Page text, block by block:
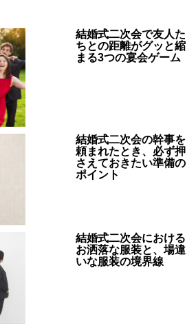
結婚式二次会で友人た
ちとの距離がグッと縮
まる3つの宴会ゲーム
結婚式二次会の幹事を
頼まれたとき、必ず押
さえておきたい準備の
ポイント
結婚式二次会における
お洒落な服装と、場違
いな服装の境界線